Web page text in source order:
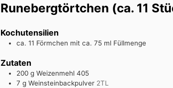
Runebergtörtchen (ca. 11
Kochutensilien
ca. 11 Förmchen mit ca. 75 ml Füllmenge
Zutaten
200 g Weizenmehl 405
7 g Weinsteinbackpulver 2TL